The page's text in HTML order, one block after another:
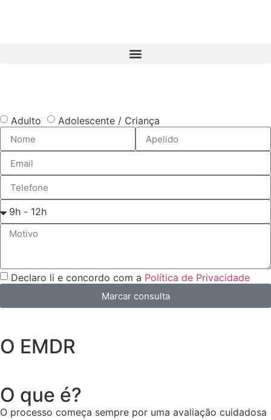
Adulto Adolescente / Criança
Declaro li e concordo com a Política de Privacidade
Marcar consulta
O EMDR
O que é?
O processo começa sempre por uma avaliação cuidadosa